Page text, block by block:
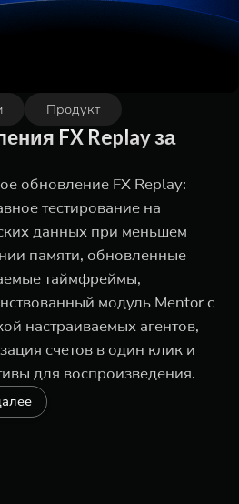
Продукт
FX Replay за
обновление FX Replay:
тестирование на
данных при меньшем
памяти, обновленные
таймфреймы,
модуль Mentor с
настраиваемых агентов,
счетов в один клик и
для воспроизведения.